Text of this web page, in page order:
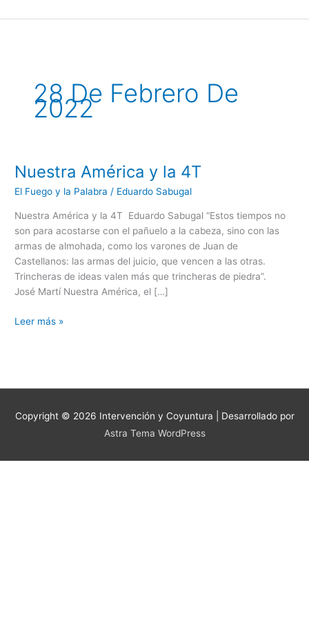
al
28 De Febrero De
2022
Nuestra América y la 4T
El Fuego y la Palabra / Eduardo Sabugal
Nuestra América y la 4T Eduardo Sabugal “Estos tiempos no
son para acostarse con el pañuelo a la cabeza, sino con las
armas de almohada, como los varones de Juan de
Castellanos: las armas del juicio, que vencen a las otras.
Trincheras de ideas valen más que trincheras de piedra”.
José Martí Nuestra América, el […]
Nuestra
la
4T
Leer más »
Copyright © 2026 Intervención y Coyuntura | Desarrollado por
Astra Tema WordPress